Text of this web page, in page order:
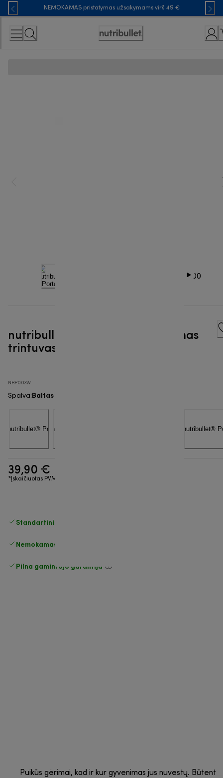
Skip
to
Content
NEMOKAMAS pristatymas užsakymams virš 49 €
Accessibility
nutribullet® Portable - Nešiojamas
trintuvas
NBP003W
Spalva:Baltas
39,90 €
*Įskaičiuotas PVM
Standartinis nemokamas
Nemokamas grąžinimas
Pilna gamintojo garantija
Puikūs gėrimai, kad ir kur gyvenimas jus nuvestų. Būtent